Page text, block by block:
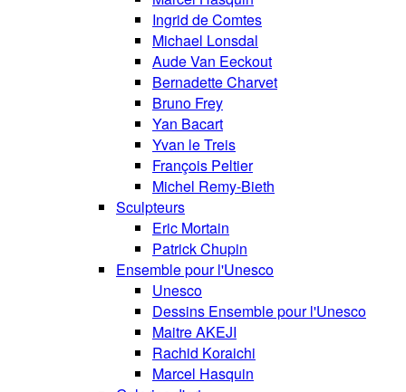
Ingrid de Comtes
Michael Lonsdal
Aude Van Eeckout
Bernadette Charvet
Bruno Frey
Yan Bacart
Yvan le Treis
François Peltier
Michel Remy-Bieth
Sculpteurs
Eric Mortain
Patrick Chupin
Ensemble pour l'Unesco
Unesco
Dessins Ensemble pour l'Unesco
Maitre AKEJI
Rachid Koraichi
Marcel Hasquin